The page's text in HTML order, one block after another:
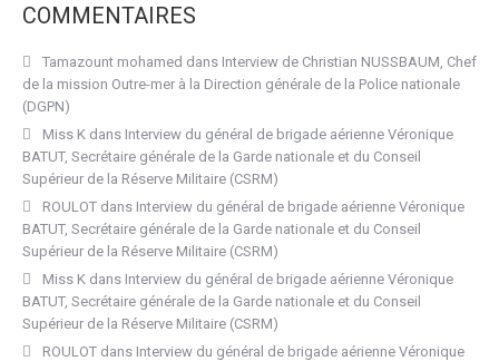
COMMENTAIRES
Tamazount mohamed dans Interview de Christian NUSSBAUM, Chef
de la mission Outre-mer à la Direction générale de la Police nationale
(DGPN)
Miss K dans Interview du général de brigade aérienne Véronique
BATUT, Secrétaire générale de la Garde nationale et du Conseil
Supérieur de la Réserve Militaire (CSRM)
ROULOT dans Interview du général de brigade aérienne Véronique
BATUT, Secrétaire générale de la Garde nationale et du Conseil
Supérieur de la Réserve Militaire (CSRM)
Miss K dans Interview du général de brigade aérienne Véronique
BATUT, Secrétaire générale de la Garde nationale et du Conseil
Supérieur de la Réserve Militaire (CSRM)
ROULOT dans Interview du général de brigade aérienne Véronique